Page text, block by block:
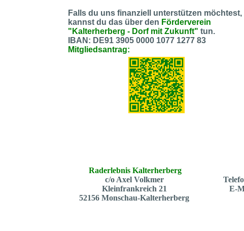
Falls du uns finanziell unterstützen möchtest,
kannst du das über den Förderverein
"Kalterherberg - Dorf mit Zukunft" tun.
IBAN: DE91 3905 0000 1077 1277 83
Mitgliedsantrag:
Raderlebnis Kalterherberg
c/o Axel Volkmer
Kleinfrankreich 21
52156 Monschau-Kalterherberg
E-